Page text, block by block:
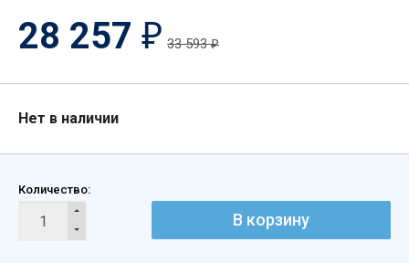
28 257 ₽ 33 593₽
Нет в наличии
Количество:
В корзину